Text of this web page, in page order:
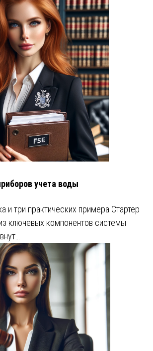
учета воды
и три практических примера Стартер
ключевых компонентов системы